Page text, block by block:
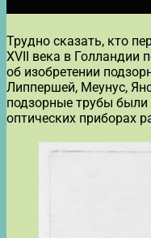
Трудно сказать, кто
XVII века в Голландии
об изобретении
Липпершей, Меунус,
подзорные трубы были
оптических приборах